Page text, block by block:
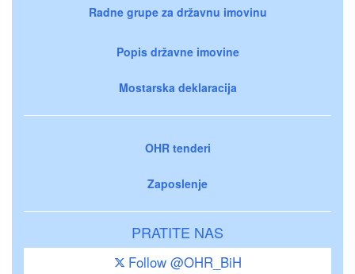
Radne grupe za državnu imovinu
Popis državne imovine
Mostarska deklaracija
OHR tenderi
Zaposlenje
PRATITE NAS
Follow @OHR_BiH